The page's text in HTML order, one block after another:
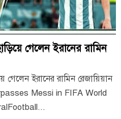
গেলেন ইরানের রামিন
গেলেন ইরানের রামিন রেজায়িয়ান
Messi in FIFA World